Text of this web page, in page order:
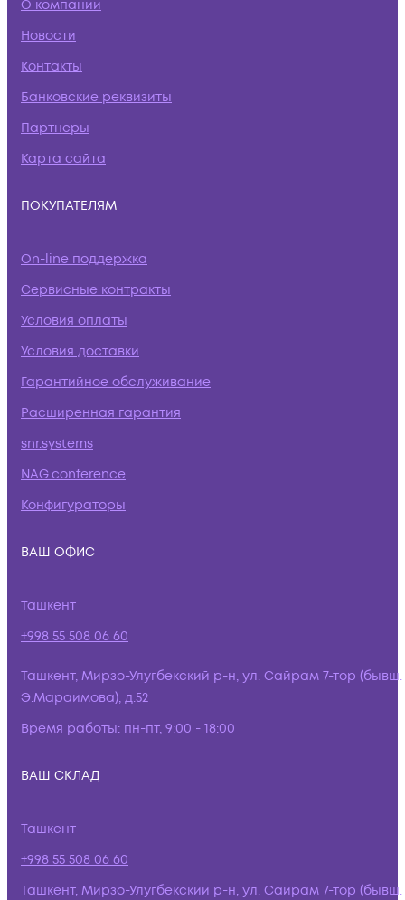
О компании
Новости
Контакты
Банковские реквизиты
Партнеры
Карта сайта
ПОКУПАТЕЛЯМ
On-line поддержка
Сервисные контракты
Условия оплаты
Условия доставки
Гарантийное обслуживание
Расширенная гарантия
snr.systems
NAG.conference
Конфигураторы
ВАШ ОФИС
Ташкент
+998 55 508 06 60
Ташкент, Мирзо-Улугбекский р-н, ул. Сайрам 7-тор (бывш.
Э.Мараимова), д.52
Время работы: пн-пт, 9:00 - 18:00
ВАШ СКЛАД
Ташкент
+998 55 508 06 60
Ташкент, Мирзо-Улугбекский р-н, ул. Сайрам 7-тор (бывш.